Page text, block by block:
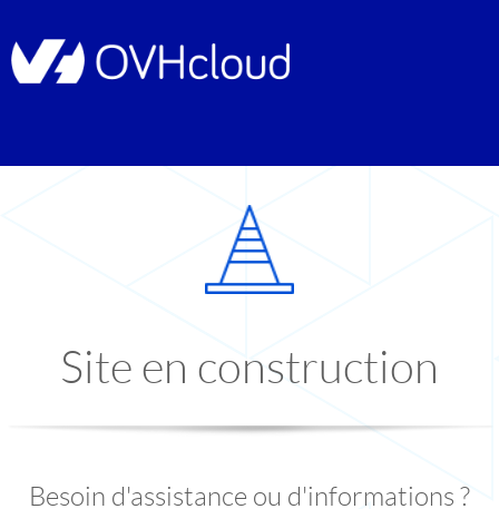
Site en construction
Besoin d'assistance ou d'informations ?